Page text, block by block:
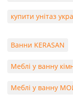
купити унітаз
Ванни KERASAN
Меблі у ванну
Меблі у ванну